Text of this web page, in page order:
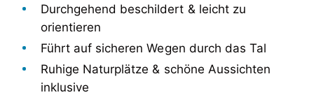
Durchgehend beschildert & leicht zu
orientieren
Führt auf sicheren Wegen durch das Tal
Ruhige Naturplätze & schöne Aussichten
inklusive